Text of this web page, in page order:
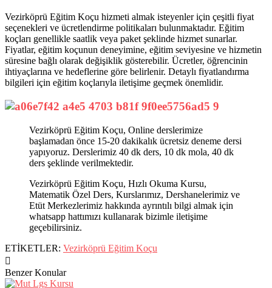
Vezirköprü Eğitim Koçu hizmeti almak isteyenler için çeşitli fiyat
seçenekleri ve ücretlendirme politikaları bulunmaktadır. Eğitim
koçları genellikle saatlik veya paket şeklinde hizmet sunarlar.
Fiyatlar, eğitim koçunun deneyimine, eğitim seviyesine ve hizmetin
süresine bağlı olarak değişiklik gösterebilir. Ücretler, öğrencinin
ihtiyaçlarına ve hedeflerine göre belirlenir. Detaylı fiyatlandırma
bilgileri için eğitim koçlarıyla iletişime geçmek önemlidir.
Vezirköprü Eğitim Koçu, Online derslerimize
başlamadan önce 15-20 dakikalık ücretsiz deneme dersi
yapıyoruz. Derslerimiz 40 dk ders, 10 dk mola, 40 dk
ders şeklinde verilmektedir.
Vezirköprü Eğitim Koçu, Hızlı Okuma Kursu,
Matematik Özel Ders, Kurslarımız, Dershanelerimiz ve
Etüt Merkezlerimiz hakkında ayrıntılı bilgi almak için
whatsapp hattımızı kullanarak bizimle iletişime
geçebilirsiniz.
ETİKETLER: Vezirköprü Eğitim Koçu
Benzer Konular